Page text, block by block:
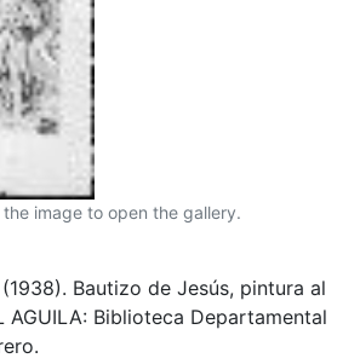
the image to open the gallery.
(1938). Bautizo de Jesús, pintura al
AGUILA: Biblioteca Departamental